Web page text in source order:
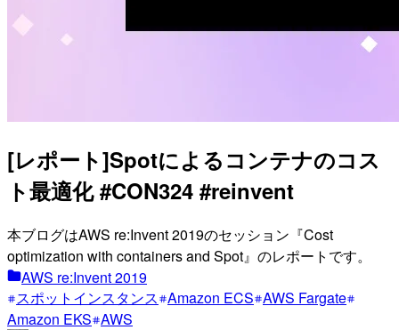
[レポート]Spotによるコンテナのコス
ト最適化 #CON324 #reinvent
本ブログはAWS re:Invent 2019のセッション『Cost
optimization with containers and Spot』のレポートです。
AWS re:Invent 2019
スポットインスタンス Amazon ECS AWS Fargate
Amazon EKS AWS